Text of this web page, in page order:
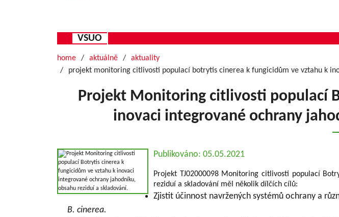
VSUO
home aktuálně
aktuality
projekt monitoring citlivosti populací botrytis cinerea k fungicidům ve vztahu k
Projekt Monitoring citlivosti populací
inovaci integrované ochrany
Publikováno: 05.05.2021
Projekt TJ02000098 Monitoring citlivosti populací
reziduí a skladování měl několik dílčích cílů:
Zjistit účinnost navržených systémů ochrany a
B. cinerea.